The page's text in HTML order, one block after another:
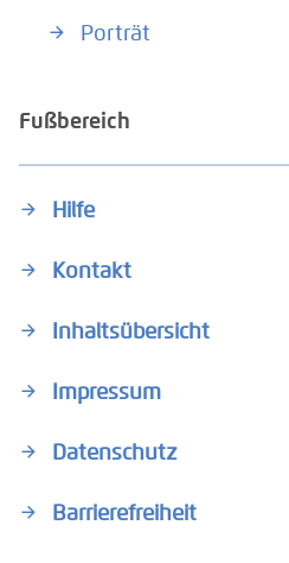
Porträt
Fußbereich
Hilfe
Kontakt
Inhaltsübersicht
Impressum
Datenschutz
Barrierefreiheit